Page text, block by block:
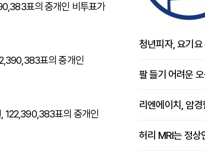
표의 중개인 비투표가
표의 중개인
122,390,383표의 중개인
청년피자, 요기요